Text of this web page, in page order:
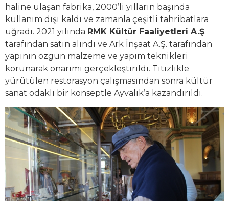
haline ulaşan fabrika, 2000’li yılların başında
kullanım dışı kaldı ve zamanla çeşitli tahribatlara
uğradı. 2021 yılında RMK Kültür Faaliyetleri A.Ş.
tarafından satın alındı ve Ark İnşaat A.Ş. tarafından
yapının özgün malzeme ve yapım teknikleri
korunarak onarımı gerçekleştirildi. Titizlikle
yürütülen restorasyon çalışmasından sonra kültür
sanat odaklı bir konseptle Ayvalık’a kazandırıldı.